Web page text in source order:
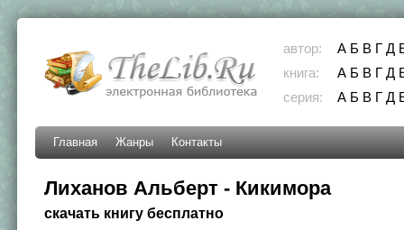
автор: А Б В Г Д
книга:
А Б В Г Д
серия:
А Б В Г Д
Главная Жанры Контакты
Лиханов Альберт - Кикимора
скачать книгу бесплатно